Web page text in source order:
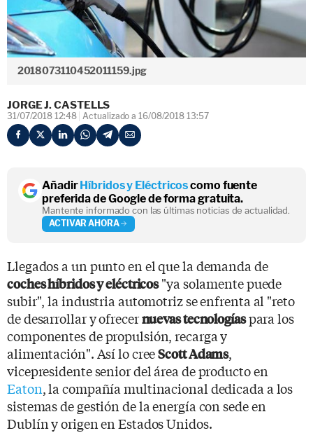
2018073110452011159.jpg
JORGE J. CASTELLS
31/07/2018 12:48 Actualizado a 16/08/2018 13:57
AñadirHíbridos y Eléctricoscomo fuente
preferida de Google de forma gratuita.
Mantente informado con las últimas noticias de actualidad.
ACTIVAR AHORA
Llegados a un punto en el que la demanda de
coches híbridos y eléctricos"ya solamente puede
subir", la industria automotriz se enfrenta al "reto
de desarrollar y ofrecernuevas tecnologíaspara los
componentes de propulsión, recarga y
alimentación". Así lo creeScott Adams,
vicepresidente senior del área de producto en
Eaton, la compañía multinacional dedicada a los
sistemas de gestión de la energía con sede en
Dublín y origen en Estados Unidos.